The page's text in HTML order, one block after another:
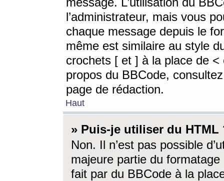
l’administrateur, mais vous
chaque message depuis le
même est similaire au style
crochets [ et ] à la place de <
propos du BBCode,
page de rédaction.
Haut
» Puis-je utiliser du HTML
Non. Il n’est pas possible
majeure partie du
fait par du BBCode à la